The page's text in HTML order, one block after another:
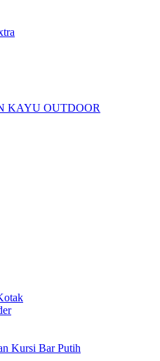
KAYU OUTDOOR
Kursi Bar Putih